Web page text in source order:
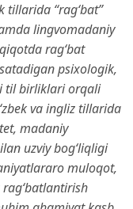
tillarida “rag‘bat”
lingvomadaniy
rag‘bat
psixologik,
til birliklari orqali
va ingliz tillarida
madaniy
uzviy bog‘liqligi
muloqot,